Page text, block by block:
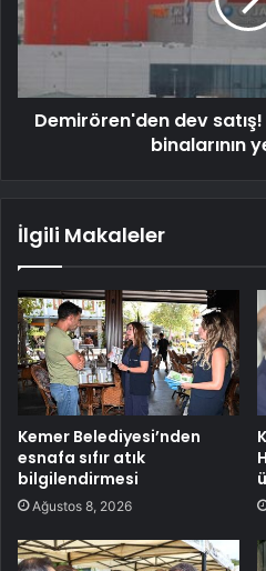
Demirören'den dev
binalarının
İlgili Makaleler
Kemer Belediyesi’nden
esnafa sıfır atık
bilgilendirmesi
Ağustos 8, 2026